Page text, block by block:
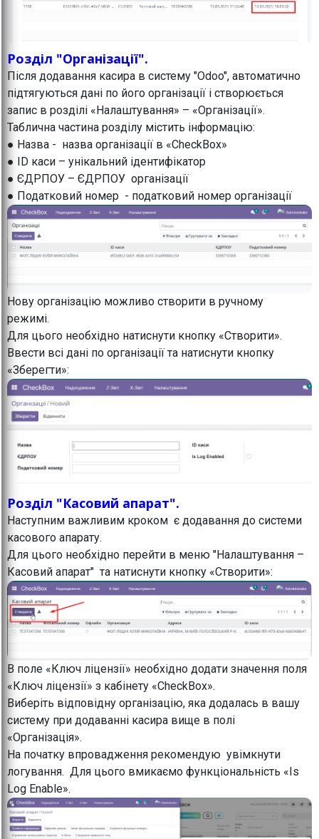
Розділ "Організації".
Після додавання касира в систему "Odoo", автоматично
підтягуються дані по його організації і створюється
запис в розділі «Налаштування» – «Організації».
Таблична частина розділу містить інформацію:
● Назва - назва організації в «CheckBox»
● ID каси – унікальний ідентифікатор
● ЄДРПОУ – ЄДРПОУ організації
● Податковий номер - податковий номер організації
Нову організацію можливо створити в ручному
режимі.
Для цього необхідно натиснути кнопку «Створити».
Ввести всі дані по організації та натиснути кнопку
«Зберегти»:
Розділ "Касовий апарат".
Наступним важливим кроком є додавання до системи
касового апарату.
Для цього необхідно перейти в меню "Налаштування –
Касовий апарат" та натиснути кнопку «Створити»:
В поле «Ключ ліцензії» необхідно додати значення поля
«Ключ ліцензії» з кабінету «CheckBox».
Виберіть відповідну організацію, яка додалась в вашу
систему при додаванні касира вище в полі
«Організація».
На початку впровадження рекомендую увімкнути
логування. Для цього вмикаємо функціональність «Is
Log Enable».